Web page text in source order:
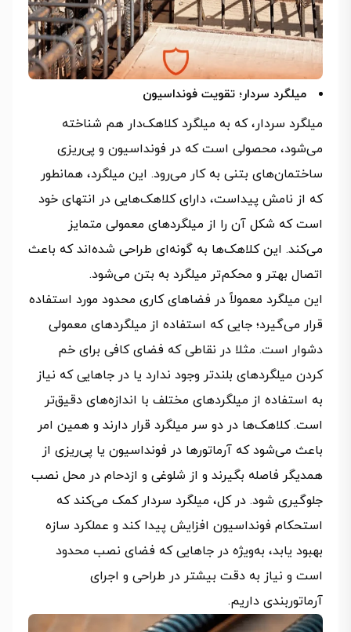
میلگرد سردار؛ تقویت فونداسیون
میلگرد سردار، که به میلگرد کلاهک‌دار هم شناخته
می‌شود، محصولی است که در فونداسیون و پی‌ریزی
ساختمان‌های بتنی به کار می‌رود. این میلگرد، همانطور
که از نامش پیداست، دارای کلاهک‌هایی در انتهای خود
است که شکل آن را از میلگردهای معمولی متمایز
می‌کند. این کلاهک‌ها به گونه‌ای طراحی شده‌اند که باعث
اتصال بهتر و محکم‌تر میلگرد به بتن می‌شود.
این میلگرد معمولاً در فضاهای کاری محدود مورد استفاده
قرار می‌گیرد؛ جایی که استفاده از میلگردهای معمولی
دشوار است. مثلا در نقاطی که فضای کافی برای خم
کردن میلگردهای بلندتر وجود ندارد یا در جاهایی که نیاز
به استفاده از میلگردهای مختلف با اندازه‌های دقیق‌تر
است. کلاهک‌ها در دو سر میلگرد قرار دارند و همین امر
باعث می‌شود که آرماتورها در فونداسیون یا پی‌ریزی از
همدیگر فاصله بگیرند و از شلوغی و ازدحام در محل نصب
جلوگیری شود. در کل، میلگرد سردار کمک می‌کند که
استحکام فونداسیون افزایش پیدا کند و عملکرد سازه
بهبود یابد، به‌ویژه در جاهایی که فضای نصب محدود
است و نیاز به دقت بیشتر در طراحی و اجرای
آرماتوربندی داریم.